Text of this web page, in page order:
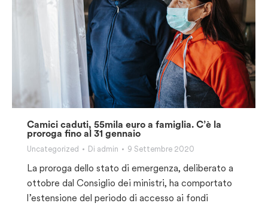
Camici caduti, 55mila euro a famiglia. C’è la
proroga fino al 31 gennaio
Uncategorized Di admin 9 Settembre 2020
La proroga dello stato di emergenza, deliberato a
ottobre dal Consiglio dei ministri, ha comportato
l’estensione del periodo di accesso ai fondi